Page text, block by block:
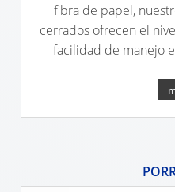
fibra de papel,
cerrados ofrecen el
facilidad de manejo